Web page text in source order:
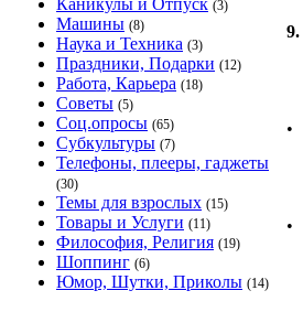
Каникулы и Отпуск (3)
Машины (8)
Наука и Техника (3)
Праздники, Подарки (12)
Работа, Карьера (18)
Советы (5)
Соц.опросы (65)
Субкультуры (7)
Телефоны, плееры, гаджеты
(30)
Темы для взрослых (15)
Товары и Услуги (11)
Философия, Религия (19)
Шоппинг (6)
Юмор, Шутки, Приколы (14)
9.
•
•